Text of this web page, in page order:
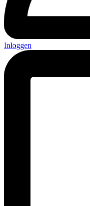
Inloggen